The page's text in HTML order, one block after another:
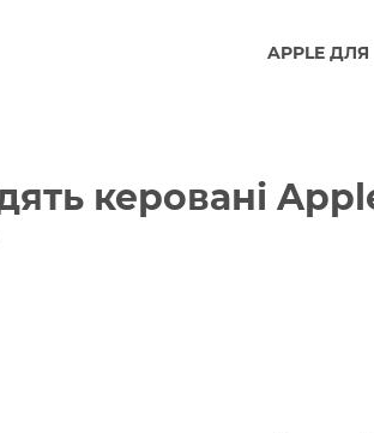
APPLE ДЛЯ
керовані